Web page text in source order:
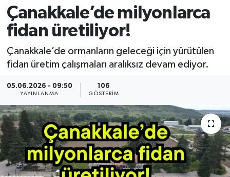
Çanakkale’de milyonlarca
fidan üretiliyor!
Çanakkale’de ormanların geleceği için yürütülen
fidan üretim çalışmaları aralıksız devam ediyor.
05.06.2026 - 09:50
YAYINLANMA
106
GÖSTERIM
Ekonomi
Gündem
Magazin
Resmi İlanlar
Sağlık
Süper Lig Puan Durumu ve Fikstür
Tüm Manşetler
Haber Arşivi